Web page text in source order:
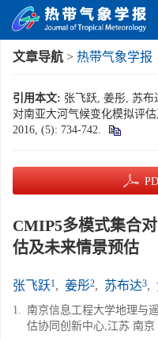
文章导航 > 热带气象学报
引用本文: 张飞跃, 姜彤, 苏布
对南亚大河气候变化模拟评
2016, (5): 734-742.
CMIP5多模式集合
估及未来情景预估
张飞跃1, 姜彤2, 苏布达3,
1. 南京信息工程大学地理与
估协同创新中心,江苏 南京